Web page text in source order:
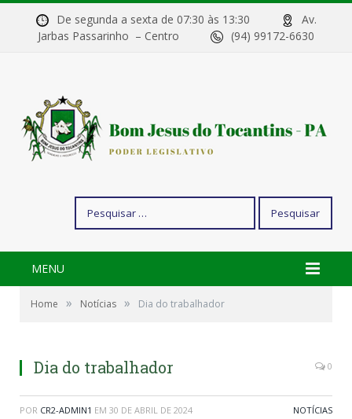
De segunda a sexta de 07:30 às 13:30
Av.
Jarbas Passarinho – Centro
(94) 99172-6630
por:
MENU
Home » Notícias » Dia do trabalhador
Dia do trabalhador 0
POR CR2-ADMIN1 EM 30 DE ABRIL DE 2024 NOTÍCIAS